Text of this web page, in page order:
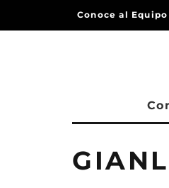
Conoce al Equipo